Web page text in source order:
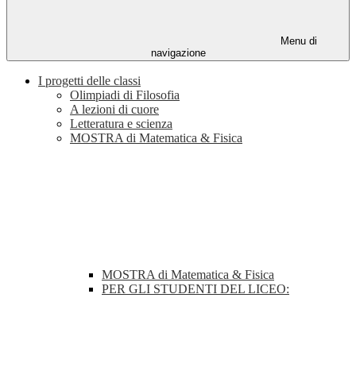
Menu di
navigazione
I progetti delle classi
Olimpiadi di Filosofia
A lezioni di cuore
Letteratura e scienza
MOSTRA di Matematica & Fisica
MOSTRA di Matematica & Fisica
PER GLI STUDENTI DEL LICEO: